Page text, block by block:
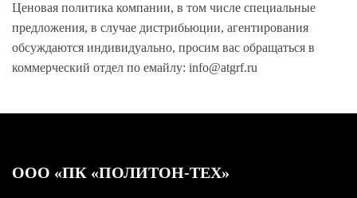
Ценовая политика компании, в том числе специальные
предложения, в случае дистрибьюции, агентирования
обсуждаются индивидуально, просим вас обращаться в
коммерческий отдел по емайлу: info@atgrf.ru
OOO «ПК «ПОЛИТОН-ТЕХ»